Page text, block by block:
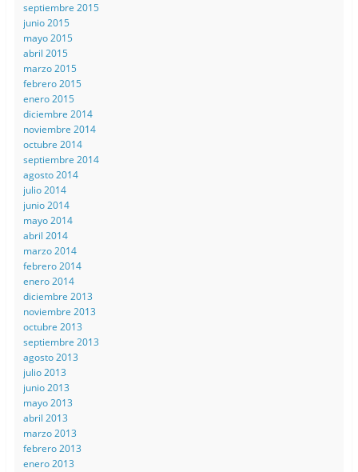
septiembre 2015
junio 2015
mayo 2015
abril 2015
marzo 2015
febrero 2015
enero 2015
diciembre 2014
noviembre 2014
octubre 2014
septiembre 2014
agosto 2014
julio 2014
junio 2014
mayo 2014
abril 2014
marzo 2014
febrero 2014
enero 2014
diciembre 2013
noviembre 2013
octubre 2013
septiembre 2013
agosto 2013
julio 2013
junio 2013
mayo 2013
abril 2013
marzo 2013
febrero 2013
enero 2013